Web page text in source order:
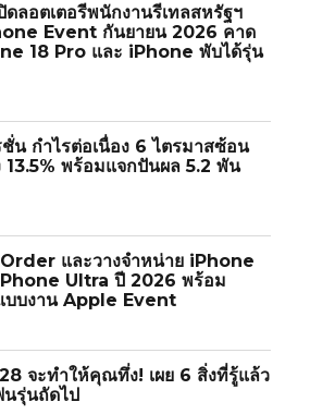
ดลอตเตอรีพนักงานรีเทลสหรัฐฯ
Event กันยายน 2026 คาด
18 Pro และ iPhone พับได้รุ่น
น กำไรต่อเนื่อง 6 ไตรมาสซ้อน
13.5% พร้อมแจกปันผล 5.2 พัน
และวางจำหน่าย iPhone
Ultra ปี 2026 พร้อม
บบงาน Apple Event
จะทำให้คุณทึ่ง! เผย 6 สิ่งที่รู้แล้ว
นรุ่นถัดไป